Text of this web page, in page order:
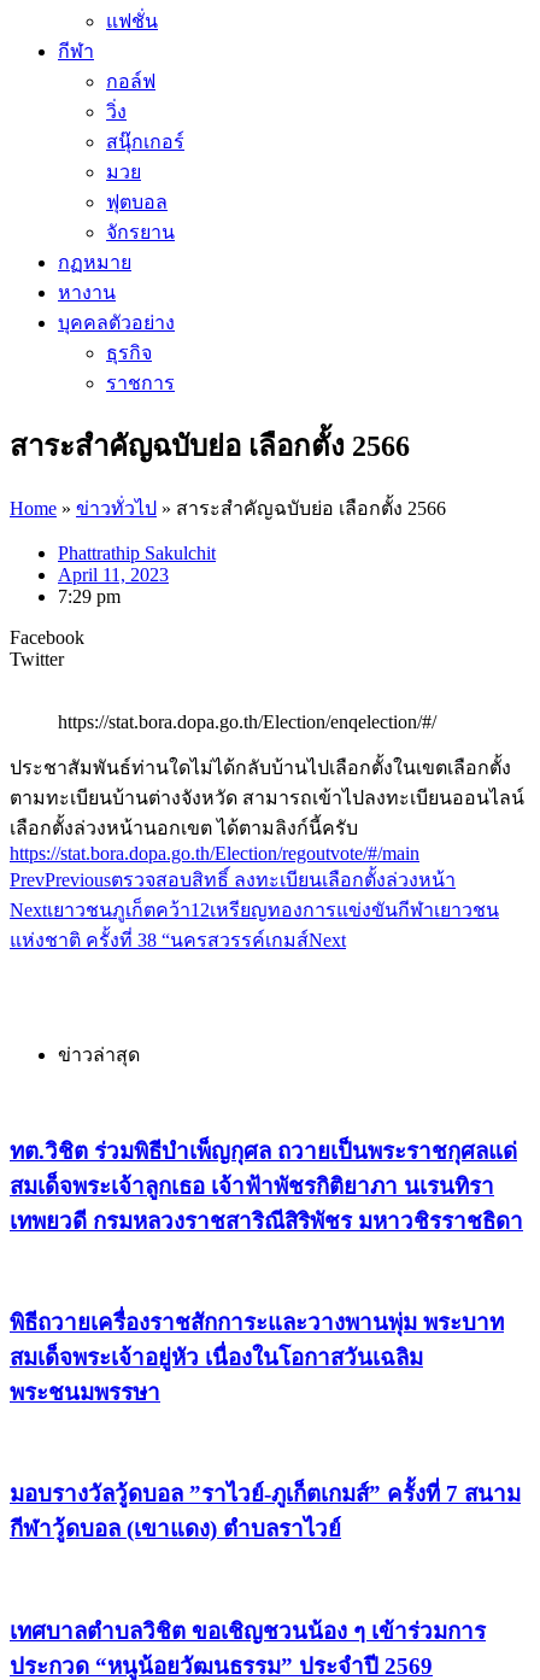
แฟชั่น
กีฬา
กอล์ฟ
วิ่ง
สนุ๊กเกอร์
มวย
ฟุตบอล
จักรยาน
กฏหมาย
หางาน
บุคคลตัวอย่าง
ธุรกิจ
ราชการ
สาระสำคัญฉบับย่อ เลือกตั้ง 2566
Home » ข่าวทั่วไป » สาระสำคัญฉบับย่อ เลือกตั้ง 2566
Phattrathip Sakulchit
April 11, 2023
7:29 pm
Facebook
Twitter
https://stat.bora.dopa.go.th/Election/enqelection/#/
ประชาสัมพันธ์ท่านใดไม่ได้กลับบ้านไปเลือกตั้งในเขตเลือกตั้ง
ตามทะเบียนบ้านต่างจังหวัด สามารถเข้าไปลงทะเบียนออนไลน์
เลือกตั้งล่วงหน้านอกเขต ได้ตามลิงก์นี้ครับ
https://stat.bora.dopa.go.th/Election/regoutvote/#/main
PrevPreviousตรวจสอบสิทธิ์ ลงทะเบียนเลือกตั้งล่วงหน้า
Nextเยาวชนภูเก็ตคว้า12เหรียญทองการแข่งขันกีฬาเยาวชน
แห่งชาติ ครั้งที่ 38 “นครสวรรค์เกมส์Next
ข่าวล่าสุด
ทต.วิชิต ร่วมพิธีบำเพ็ญกุศล ถวายเป็นพระราชกุศลแด่
สมเด็จพระเจ้าลูกเธอ เจ้าฟ้าพัชรกิติยาภา นเรนทิรา
เทพยวดี กรมหลวงราชสาริณีสิริพัชร มหาวชิรราชธิดา
พิธีถวายเครื่องราชสักการะและวางพานพุ่ม พระบาท
สมเด็จพระเจ้าอยู่หัว เนื่องในโอกาสวันเฉลิม
พระชนมพรรษา
มอบรางวัลวู้ดบอล ”ราไวย์-ภูเก็ตเกมส์” ครั้งที่ 7 สนาม
กีฬาวู้ดบอล (เขาแดง) ตำบลราไวย์
เทศบาลตำบลวิชิต ขอเชิญชวนน้อง ๆ เข้าร่วมการ
ประกวด “หนูน้อยวัฒนธรรม” ประจำปี 2569